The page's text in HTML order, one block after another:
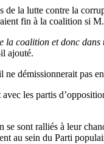
de la lutte contre la
fin à la coalition si
la coalition et donc
ajouté.
démissionnerait pas
les partis
sont ralliés à leur
au sein du Parti